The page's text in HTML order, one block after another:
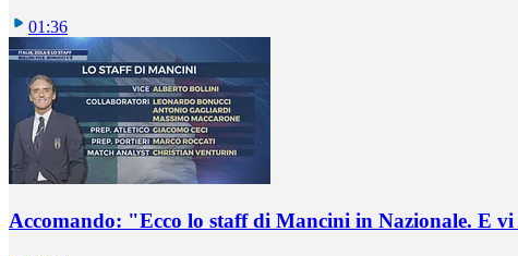
01:36
Accomando: "Ecco lo staff di Mancini in Nazionale. E